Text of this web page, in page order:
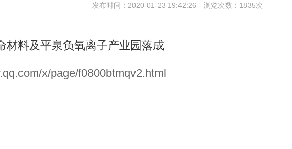
发布时间：2020-01-23 19:42:26 浏览次数：1835次
材料及平泉负氧离子产业园落成
x/page/f0800btmqv2.html